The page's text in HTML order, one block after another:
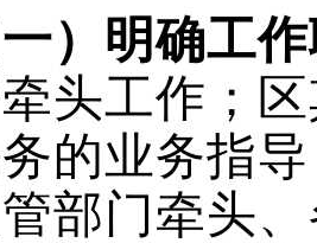
一）明确工
头工作；
的业务指
部门牵头